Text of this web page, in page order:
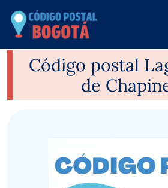
contenido
Código postal
de